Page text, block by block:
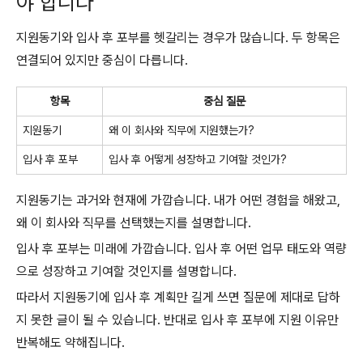
지원동기와 입사 후 포부를 헷갈리는 경우가 많습니다. 두 항목은
연결되어 있지만 중심이 다릅니다.
항목 중심 질문
지원동기 왜 이 회사와 직무에 지원했는가?
입사 후 포부 입사 후 어떻게 성장하고 기여할 것인가?
지원동기는 과거와 현재에 가깝습니다. 내가 어떤 경험을 해왔고,
왜 이 회사와 직무를 선택했는지를 설명합니다.
입사 후 포부는 미래에 가깝습니다. 입사 후 어떤 업무 태도와 역량
으로 성장하고 기여할 것인지를 설명합니다.
따라서 지원동기에 입사 후 계획만 길게 쓰면 질문에 제대로 답하
지 못한 글이 될 수 있습니다. 반대로 입사 후 포부에 지원 이유만
반복해도 약해집니다.